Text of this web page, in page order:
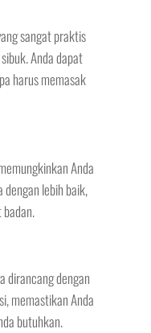
sangat praktis
Anda dapat
harus memasak
Anda
lebih baik,
dirancang dengan
memastikan Anda
butuhkan.